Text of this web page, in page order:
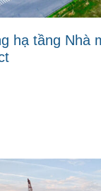
hạ tầng Nhà